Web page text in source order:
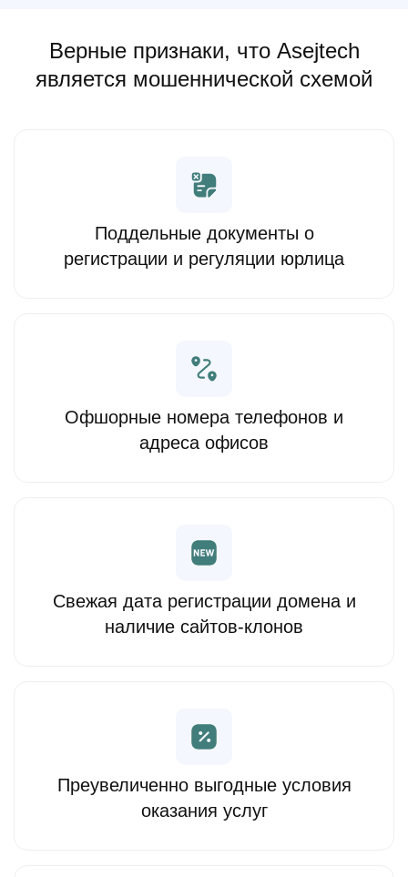
Верные признаки, что Asejtech
является мошеннической схемой
Поддельные документы о
регистрации и регуляции юрлица
Офшорные номера телефонов и
адреса офисов
Свежая дата регистрации домена и
наличие сайтов-клонов
Преувеличенно выгодные условия
оказания услуг